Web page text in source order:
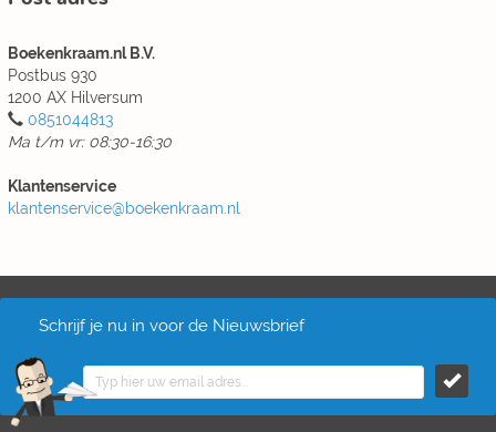
Boekenkraam.nl B.V.
Postbus 930
1200 AX Hilversum
0851044813
Ma t/m vr: 08:30-16:30
Klantenservice
klantenservice@boekenkraam.nl
Schrijf je nu in voor de Nieuwsbrief